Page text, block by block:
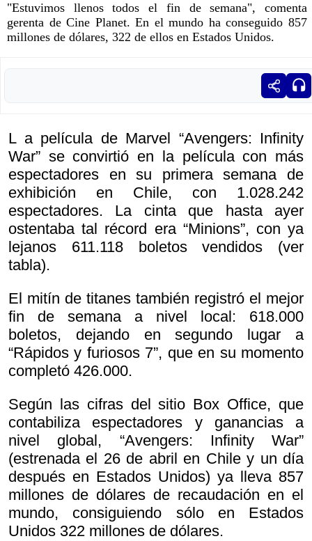
"Estuvimos llenos todos el fin de semana", comenta
gerenta de Cine Planet. En el mundo ha conseguido 857
millones de dólares, 322 de ellos en Estados Unidos.
L a película de Marvel “Avengers: Infinity
War” se convirtió en la película con más
espectadores en su primera semana de
exhibición en Chile, con 1.028.242
espectadores. La cinta que hasta ayer
ostentaba tal récord era “Minions”, con ya
lejanos 611.118 boletos vendidos (ver
tabla).
El mitín de titanes también registró el mejor
fin de semana a nivel local: 618.000
boletos, dejando en segundo lugar a
“Rápidos y furiosos 7”, que en su momento
completó 426.000.
Según las cifras del sitio Box Office, que
contabiliza espectadores y ganancias a
nivel global, “Avengers: Infinity War”
(estrenada el 26 de abril en Chile y un día
después en Estados Unidos) ya lleva 857
millones de dólares de recaudación en el
mundo, consiguiendo sólo en Estados
Unidos 322 millones de dólares.